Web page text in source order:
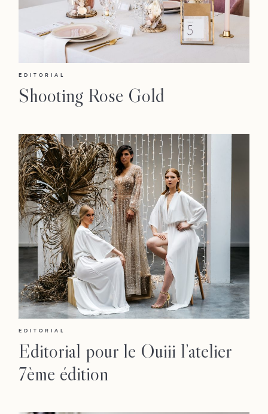
EDITORIAL
Shooting Rose Gold
EDITORIAL
Editorial pour le Ouiii l’atelier
7ème édition
Accueil
Marion
Contact
Workshop